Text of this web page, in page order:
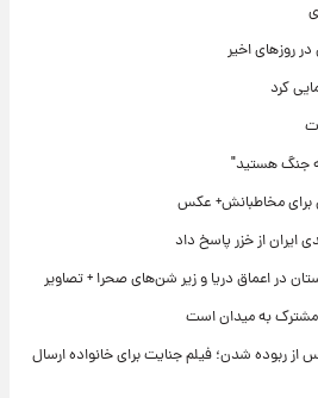
روزهای اخیر
کرد
جنگ هستید"
برای مخاطبانش+ عکس
در اعماق دریا و زیر شن‌های صحرا + تصاویر
مشترک به میدان است
ربوده شدن؛ فیلم جنایت برای خانواده ارسال